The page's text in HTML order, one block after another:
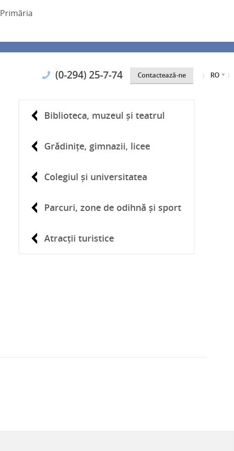
Primăria
(0-294) 25-7-74 Contactează-ne RO
Biblioteca, muzeul și teatrul
Grădinițe, gimnazii, licee
Colegiul și universitatea
Parcuri, zone de odihnă și sport
Atracții turistice